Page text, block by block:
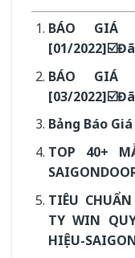
BÁO GIÁ
[01/
BÁO GIÁ
[03/
Bảng Báo
TOP 40+
TIÊU
TY WIN
HIỆU-